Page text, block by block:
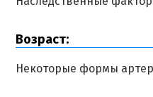
Возраст:
Некоторые формы